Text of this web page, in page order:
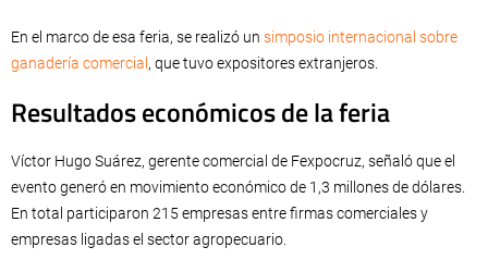
En el marco de esa feria, se realizó un simposio internacional sobre
ganadería comercial , que tuvo expositores extranjeros.
Resultados económicos de la feria
Víctor Hugo Suárez, gerente comercial de Fexpocruz, señaló que el
evento generó en movimiento económico de 1,3 millones de dólares.
En total participaron 215 empresas entre firmas comerciales y
empresas ligadas el sector agropecuario.